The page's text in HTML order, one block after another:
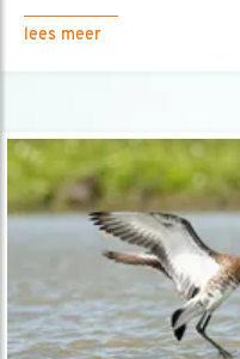
lees meer